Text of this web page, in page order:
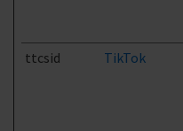
ttcsid TikTok